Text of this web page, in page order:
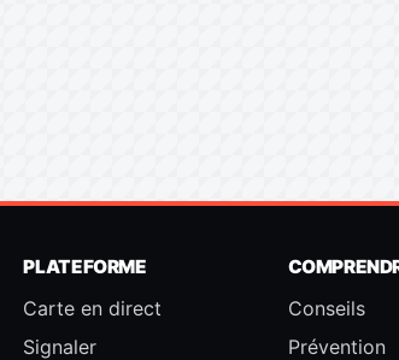
PLATEFORME
Carte en direct
Signaler
Conseils
Prévention